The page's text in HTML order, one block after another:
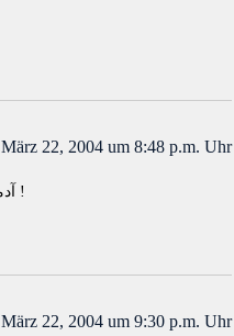
März 22, 2004 um 8:48 p.m. Uhr
آدمها گاهي براي گريستن دنبال بهانه مي گردند؛ و اين يادداشت شما آقاي معروفي عزيز ، اين بهانه را به من داد…متشكرم !
März 22, 2004 um 9:30 p.m. Uhr